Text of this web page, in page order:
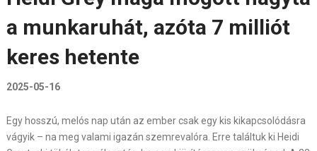
a munkaruhát, azóta 7 milliót
keres hetente
2025-05-16
Egy hosszú, melós nap után az ember csak egy kis kikapcsolódásra
vágyik – na meg valami igazán szemrevalóra. Erre találtuk ki Heidi